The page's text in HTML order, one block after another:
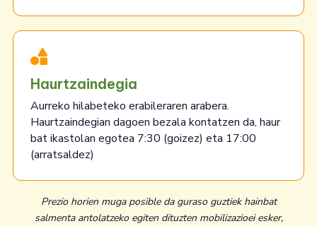
Haurtzaindegia
Aurreko hilabeteko erabileraren arabera.
Haurtzaindegian dagoen bezala kontatzen da, haur
bat ikastolan egotea 7:30 (goizez) eta 17:00
(arratsaldez)
Prezio horien muga posible da guraso guztiekhainbat
salmenta antolatzeko egiten dituzten mobilizazioei esker,